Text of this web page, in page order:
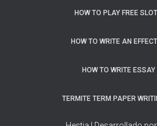
HOW TO PLAY FREE
HOW TO WRITE AN
HOW TO WRITE
TERMITE TERM PAPER